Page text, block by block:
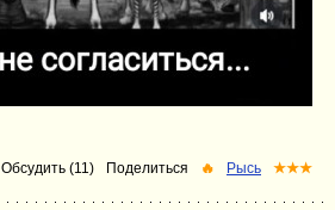
Обсудить (11) Поделиться 🔥 Рысь ★★★